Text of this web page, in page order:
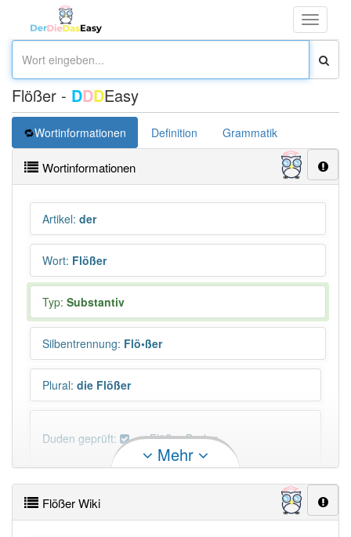
Toggle
Flößer - DDDEasy
Wortinformationen Definition Grammatik
Wortinformationen
Artikel: der
Wort: Flößer
Typ: Substantiv
Silbentrennung: Flö•ßer
Plural: die Flößer
Duden geprüft: Flößer Duden
PowerIndex:3
Mehr
Flößer Wiki